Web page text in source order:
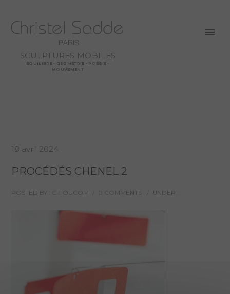
SCULPTURES MOBILES
ÉQUILIBRE - GÉOMÉTRIE - POÉSIE -
MOUVEMENT
18 avril 2024
PROCÉDÉS CHENEL 2
POSTED BY : C-TOUCOM 0 COMMENTS UNDER :